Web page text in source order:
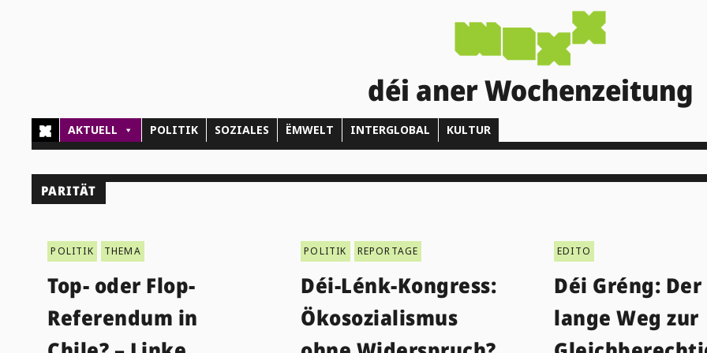
déi aner Wochenzeitung
AKTUELL POLITIK SOZIALES ËMWELT INTERGLOBAL KULTUR
PARITÄT
POLITIK THEMA
Top- oder Flop-
Referendum in
POLITIK REPORTAGE
Déi-Lénk-Kongress:
Ökosozialismus
EDITO
Déi Gréng: Der
lange Weg zur